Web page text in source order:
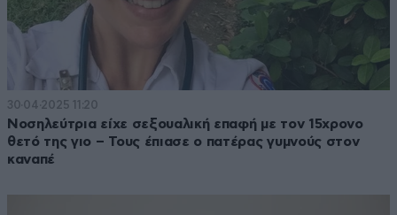
30·04·2025 11:20
Νοσηλεύτρια είχε σεξουαλική επαφή με τον 15χρονο
θετό της γιο – Τους έπιασε ο πατέρας γυμνούς στον
καναπέ